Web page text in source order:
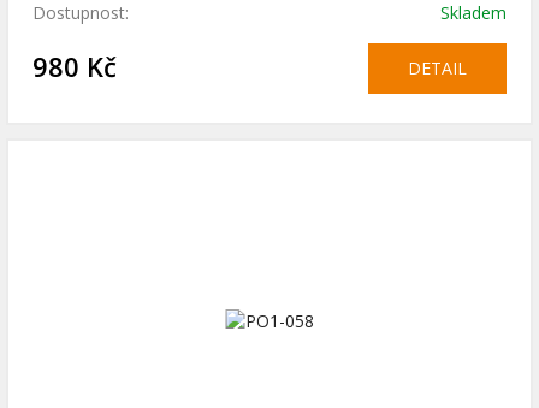
Dostupnost: Skladem
980 Kč DETAIL